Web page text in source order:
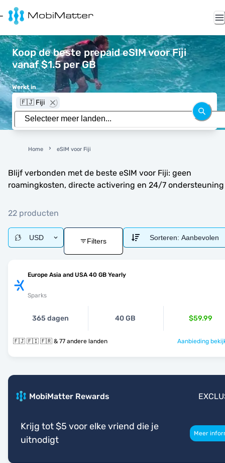
Koop de beste prepaid eSIM voor Fiji
vanaf $1.5 per GB
Werkt in
🇫🇯 Fiji
Home eSIM voor Fiji
Blijf verbonden met de beste eSIM voor Fiji: geen
roamingkosten, directe activering en 24/7 ondersteuning
22 producten
USD Filters Sorteren: Aanbevolen
Europe Asia and USA 40 GB Yearly
Sparks
365 dagen 40 GB $59.99
🇫🇯 🇫🇮 🇫🇷 & 77 andere landen Aanbieding
MobiMatter Rewards
Krijg tot $5 voor elke vriend die je
uitnodigt
Meer